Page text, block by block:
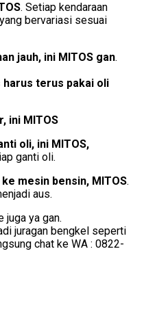
. Setiap kendaraan
bervariasi sesuai
jauh, ini MITOS gan.
harus terus pakai oli
ini MITOS
oli, ini MITOS,
ganti oli.
mesin bensin, MITOS.
aus.
juga ya gan.
juragan bengkel seperti
chat ke WA : 0822-